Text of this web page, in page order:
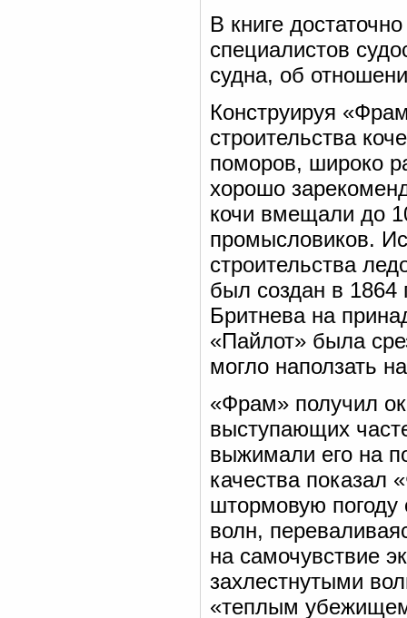
В книге
специалистов
судна, об
Конструируя
строительства
поморов, широко
хорошо
кочи вмещали до
промысловиков.
строительства
был создан в 1864
Бритнева на
«Пайлот» была
могло наползать
«Фрам» получил
выступающих
выжимали его на
качества показал
штормовую погоду
волн,
на самочувствие
захлестнутыми
«теплым